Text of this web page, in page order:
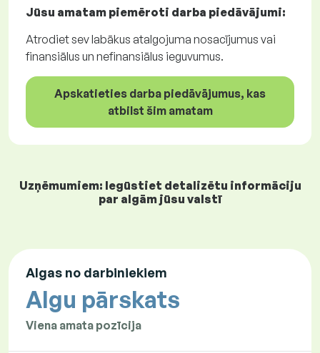
Jūsu amatam piemēroti darba piedāvājumi:
Atrodiet sev labākus atalgojuma nosacījumus vai
finansiālus un nefinansiālus ieguvumus.
Apskatieties darba piedāvājumus, kas
atbilst šim amatam
Uzņēmumiem: Iegūstiet detalizētu informāciju
par algām jūsu valstī
Algas no darbiniekiem
Algu pārskats
Viena amata pozīcija